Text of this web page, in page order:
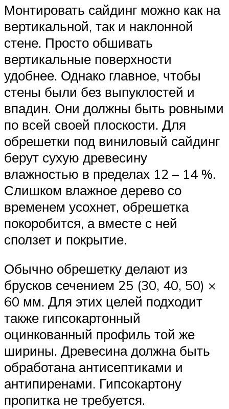
Монтировать сайдинг можно как на
вертикальной, так и наклонной
стене. Просто обшивать
вертикальные поверхности
удобнее. Однако главное, чтобы
стены были без выпуклостей и
впадин. Они должны быть ровными
по всей своей плоскости. Для
обрешетки под виниловый сайдинг
берут сухую древесину
влажностью в пределах 12 – 14 %.
Слишком влажное дерево со
временем усохнет, обрешетка
покоробится, а вместе с ней
сползет и покрытие.
Обычно обрешетку делают из
брусков сечением 25 (30, 40, 50) ×
60 мм. Для этих целей подходит
также гипсокартонный
оцинкованный профиль той же
ширины. Древесина должна быть
обработана антисептиками и
антипиренами. Гипсокартону
пропитка не требуется.